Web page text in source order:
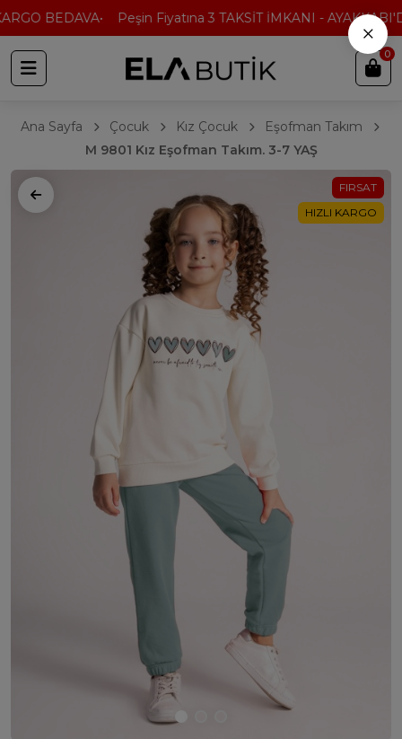
BEDAVA Peşin Fiyatına 3 TAKSİT İMKANI -
0
Ana Sayfa Çocuk Kız Çocuk
Eşofman Takım
M 9801 Kız Eşofman Takım. 3-7 YAŞ
FIRSAT
HIZLI KARGO
×